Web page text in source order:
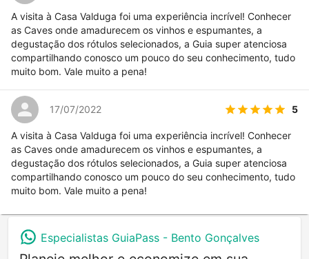
A visita à Casa Valduga foi uma experiência incrível! Conhecer
as Caves onde amadurecem os vinhos e espumantes, a
degustação dos rótulos selecionados, a Guia super atenciosa
compartilhando conosco um pouco do seu conhecimento, tudo
muito bom. Vale muito a pena!
17/07/2022 5
A visita à Casa Valduga foi uma experiência incrível! Conhecer
as Caves onde amadurecem os vinhos e espumantes, a
degustação dos rótulos selecionados, a Guia super atenciosa
compartilhando conosco um pouco do seu conhecimento, tudo
muito bom. Vale muito a pena!
Especialistas GuiaPass - Bento Gonçalves